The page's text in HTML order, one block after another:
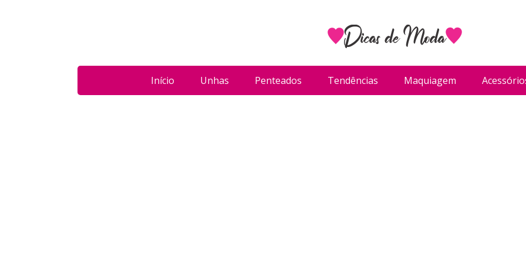
Início Unhas Penteados Tendências Maquiagem